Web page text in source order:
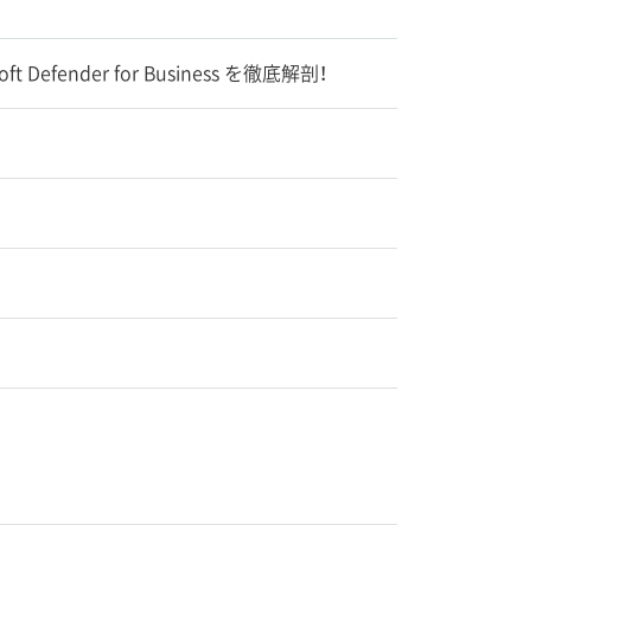
Defender for Business を徹底解剖！